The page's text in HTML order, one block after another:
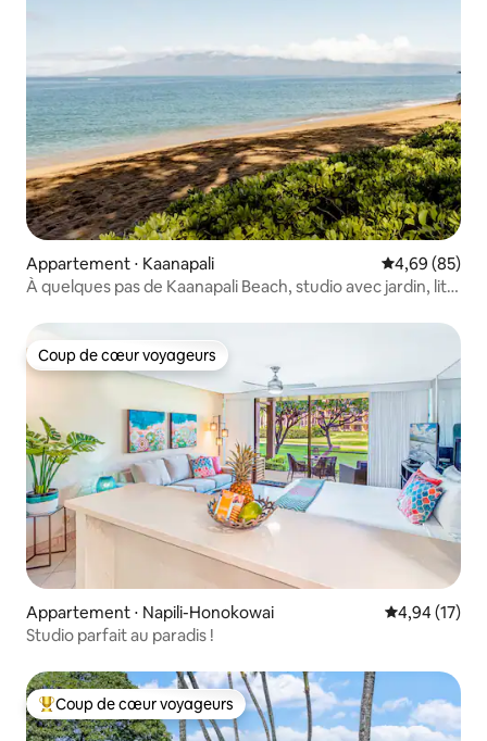
Appartement ⋅ Kaanapali Évaluation
4,69 (85)
À quelques pas de Kaanapali Beach, studio avec jardin, lit
Coup de cœur voyageurs
Coup de cœur voyageurs
Appartement ⋅ Napili-Honokowai Évaluation
4,94 (17)
Studio parfait au paradis !
Coups de cœur voyageurs les plus appréciés
Coup de cœur voyageurs